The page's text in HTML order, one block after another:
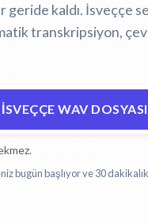
kaldı. İsveççe
transkripsiyon,
İSVEÇÇE WAV
bugün başlıyor ve 30